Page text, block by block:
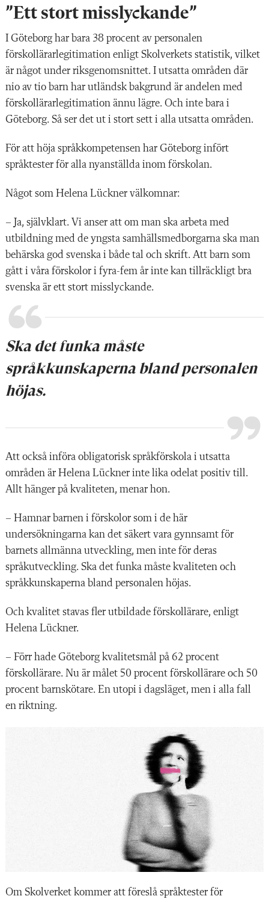
”Ett stort misslyckande”
I Göteborg har bara 38 procent av personalen
förskollärarlegitimation enligt Skolverkets statistik, vilket
är något under riksgenomsnittet. I utsatta områden där
nio av tio barn har utländsk bakgrund är andelen med
förskollärarlegitimation ännu lägre. Och inte bara i
Göteborg. Så ser det ut i stort sett i alla utsatta områden.
För att höja språkkompetensen har Göteborg infört
språktester för alla nyanställda inom förskolan.
Något som Helena Lückner välkomnar:
– Ja, självklart. Vi anser att om man ska arbeta med
utbildning med de yngsta samhällsmedborgarna ska man
behärska god svenska i både tal och skrift. Att barn som
gått i våra förskolor i fyra-fem år inte kan tillräckligt bra
svenska är ett stort misslyckande.
Ska det funka måste
språkkunskaperna bland personalen
höjas.
Att också införa obligatorisk språkförskola i utsatta
områden är Helena Lückner inte lika odelat positiv till.
Allt hänger på kvaliteten, menar hon.
– Hamnar barnen i förskolor som i de här
undersökningarna kan det säkert vara gynnsamt för
barnets allmänna utveckling, men inte för deras
språkutveckling. Ska det funka måste kvaliteten och
språkkunskaperna bland personalen höjas.
Och kvalitet stavas fler utbildade förskollärare, enligt
Helena Lückner.
– Förr hade Göteborg kvalitetsmål på 62 procent
förskollärare. Nu är målet 50 procent förskollärare och 50
procent barnskötare. En utopi i dagsläget, men i alla fall
en riktning.
Om Skolverket kommer att föreslå språktester för